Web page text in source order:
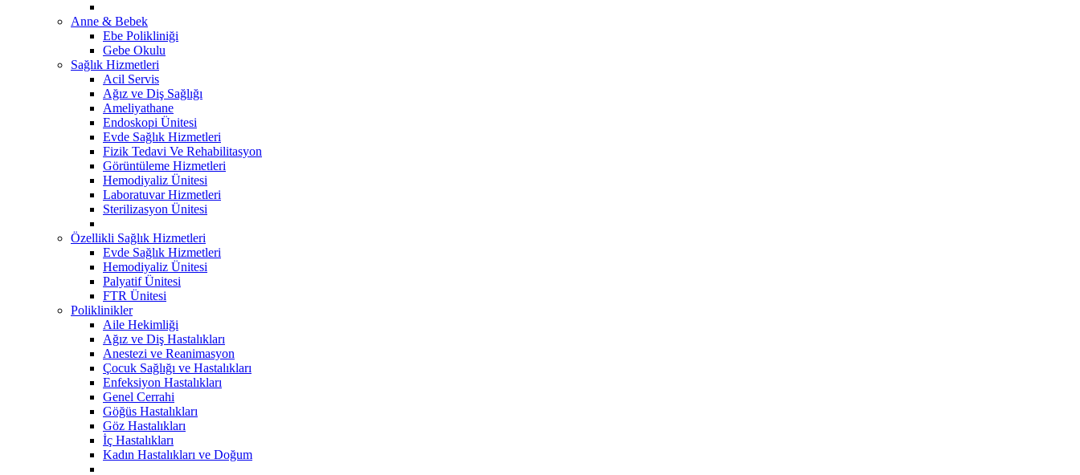
Anne & Bebek
Ebe Polikliniği
Gebe Okulu
Sağlık Hizmetleri
Acil Servis
Ağız ve Diş Sağlığı
Ameliyathane
Endoskopi Ünitesi
Evde Sağlık Hizmetleri
Fizik Tedavi Ve Rehabilitasyon
Görüntüleme Hizmetleri
Hemodiyaliz Ünitesi
Laboratuvar Hizmetleri
Sterilizasyon Ünitesi
Özellikli Sağlık Hizmetleri
Evde Sağlık Hizmetleri
Hemodiyaliz Ünitesi
Palyatif Ünitesi
FTR Ünitesi
Poliklinikler
Aile Hekimliği
Ağız ve Diş Hastalıkları
Anestezi ve Reanimasyon
Çocuk Sağlığı ve Hastalıkları
Enfeksiyon Hastalıkları
Genel Cerrahi
Göğüs Hastalıkları
Göz Hastalıkları
İç Hastalıkları
Kadın Hastalıkları ve Doğum